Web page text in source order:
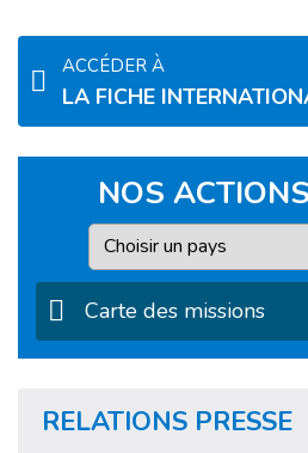
ACCÉDER À
LA FICHE
NOS ACTIONS
Pays
Carte des missions
RELATIONS PRESSE